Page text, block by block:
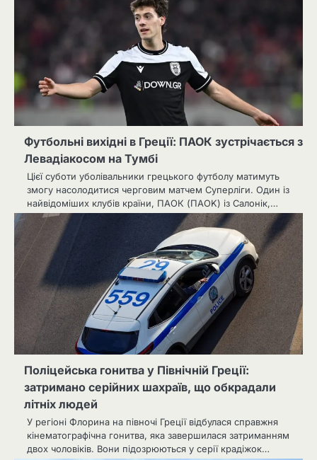
Футбольні вихідні в Греції: ПАОК зустрічається з
Левадіакосом на Тумбі
Цієї суботи уболівальники грецького футболу матимуть
змогу насолодитися черговим матчем Суперліги. Один із
найвідоміших клубів країни, ПАОК (ΠΑΟΚ) із Салонік,…
Поліцейська гонитва у Північній Греції:
затримано серійних шахраїв, що обкрадали
літніх людей
У регіоні Флорина на півночі Греції відбулася справжня
кінематографічна гонитва, яка завершилася затриманням
двох чоловіків. Вони підозрюються у серії крадіжок…